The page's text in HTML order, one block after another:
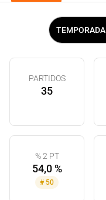
TEMPORADA
PARTIDOS
35
% 2 PT
54,0 %
# 50